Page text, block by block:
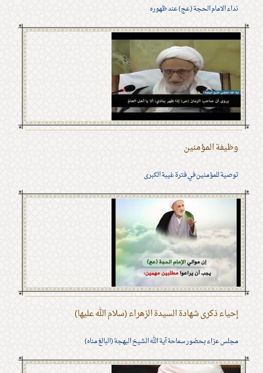
نداء الامام الحجة (عج) عند ظهوره
وظيفة المؤمنين
توصية للمؤمنين في فترة غيبة الكبرى
إحياء ذكرى شهادة السيدة الزهراء (سلام الله عليها)
مجلس عزاء بحضور سماحة آية الله الشيخ البهجة (البالغ مناه)